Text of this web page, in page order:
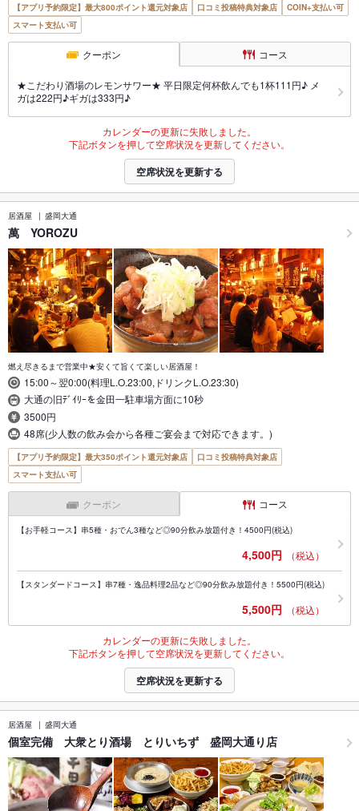
【アプリ予約限定】最大800ポイント還元対象店 口コミ投稿特典対象店
COIN+支払い可
スマート支払い可
クーポン コース
★こだわり酒場のレモンサワー★ 平日限定何杯飲んでも1杯111円♪ メ
ガは222円♪ギガは333円♪
カレンダーの更新に失敗しました。
下記ボタンを押して空席状況を更新してください。
空席状況を更新する
居酒屋 盛岡大通
萬 YOROZU
燃え尽きるまで営業中★安くて旨くて楽しい居酒屋！
15:00～翌0:00(料理L.O.23:00,ドリンクL.O.23:30)
大通の旧ﾃﾞｲﾘｰを金田一駐車場方面に10秒
3500円
48席(少人数の飲み会から各種ご宴会まで対応できます。)
【アプリ予約限定】最大350ポイント還元対象店
口コミ投稿特典対象店
スマート支払い可
クーポン コース
【お手軽コース】串5種・おでん3種など◎90分飲み放題付き！4500円(税込)
4,500円 （税込）
【スタンダードコース】串7種・逸品料理2品など◎90分飲み放題付き！5500円(税込)
5,500円 （税込）
カレンダーの更新に失敗しました。
下記ボタンを押して空席状況を更新してください。
空席状況を更新する
居酒屋 盛岡大通
個室完備 大衆とり酒場 とりいちず 盛岡大通り店